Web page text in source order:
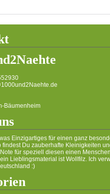
Bäumenheim
Einzigartiges für einen ganz
findest Du zauberhafte Kleinigkeiten
für speziell diesen einen
Lieblingsmaterial ist Wollfilz. Ich
:)